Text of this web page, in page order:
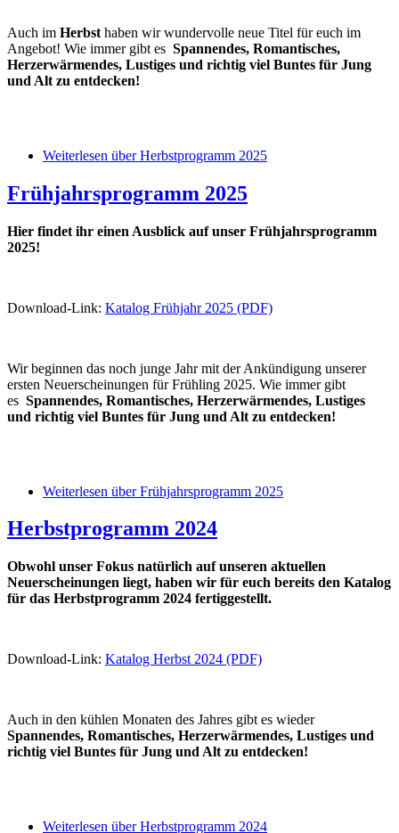
Auch im Herbst haben wir wundervolle neue Titel für euch im
Angebot! Wie immer gibt es Spannendes, Romantisches,
Herzerwärmendes, Lustiges und richtig viel Buntes für Jung
und Alt zu entdecken!
Weiterlesen über Herbstprogramm 2025
Frühjahrsprogramm 2025
Hier findet ihr einen Ausblick auf unser Frühjahrsprogramm
2025!
Download-Link: Katalog Frühjahr 2025 (PDF)
Wir beginnen das noch junge Jahr mit der Ankündigung unserer
ersten Neuerscheinungen für Frühling 2025. Wie immer gibt
es Spannendes, Romantisches, Herzerwärmendes, Lustiges
und richtig viel Buntes für Jung und Alt zu entdecken!
Weiterlesen über Frühjahrsprogramm 2025
Herbstprogramm 2024
Obwohl unser Fokus natürlich auf unseren aktuellen
Neuerscheinungen liegt, haben wir für euch bereits den Katalog
für das Herbstprogramm 2024 fertiggestellt.
Download-Link: Katalog Herbst 2024 (PDF)
Auch in den kühlen Monaten des Jahres gibt es wieder
Spannendes, Romantisches, Herzerwärmendes, Lustiges und
richtig viel Buntes für Jung und Alt zu entdecken!
Weiterlesen über Herbstprogramm 2024